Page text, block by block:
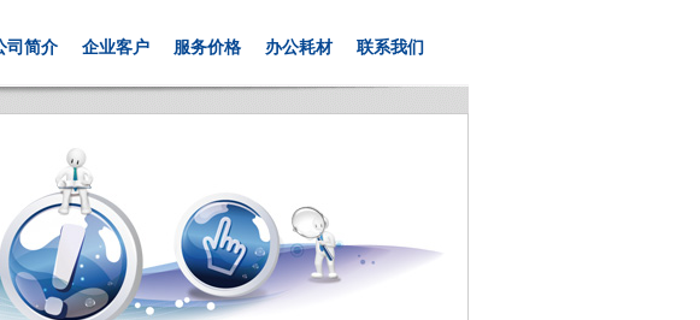
司简介 企业客户 服务价格 办公耗材 联系我们